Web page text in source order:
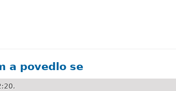
a povedlo se